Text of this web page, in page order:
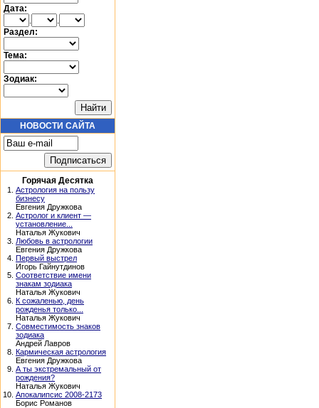
Дата:
.
.
Раздел:
Тема:
Зодиак:
НОВОСТИ САЙТА
Горячая Десятка
1. Астрология на пользу
бизнесу
Евгения Дружкова
2. Астролог и клиент —
установление...
Наталья Жукович
3. Любовь в астрологии
Евгения Дружкова
4. Первый выстрел
Игорь Гайнутдинов
5. Соответствие имени
знакам зодиака
Наталья Жукович
6. К сожаленью, день
рожденья только...
Наталья Жукович
7. Совместимость знаков
зодиака
Андрей Лавров
8. Кармическая астрология
Евгения Дружкова
9. А ты экстремальный от
рождения?
Наталья Жукович
10. Апокалипсис 2008-2173
Борис Романов